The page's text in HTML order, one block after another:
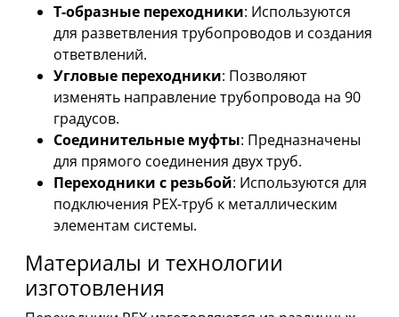
Т-образные переходники: Используются
для разветвления трубопроводов и создания
ответвлений.
Угловые переходники: Позволяют
изменять направление трубопровода на 90
градусов.
Соединительные муфты: Предназначены
для прямого соединения двух труб.
Переходники с резьбой: Используются для
подключения PEX-труб к металлическим
элементам системы.
Материалы и технологии
изготовления